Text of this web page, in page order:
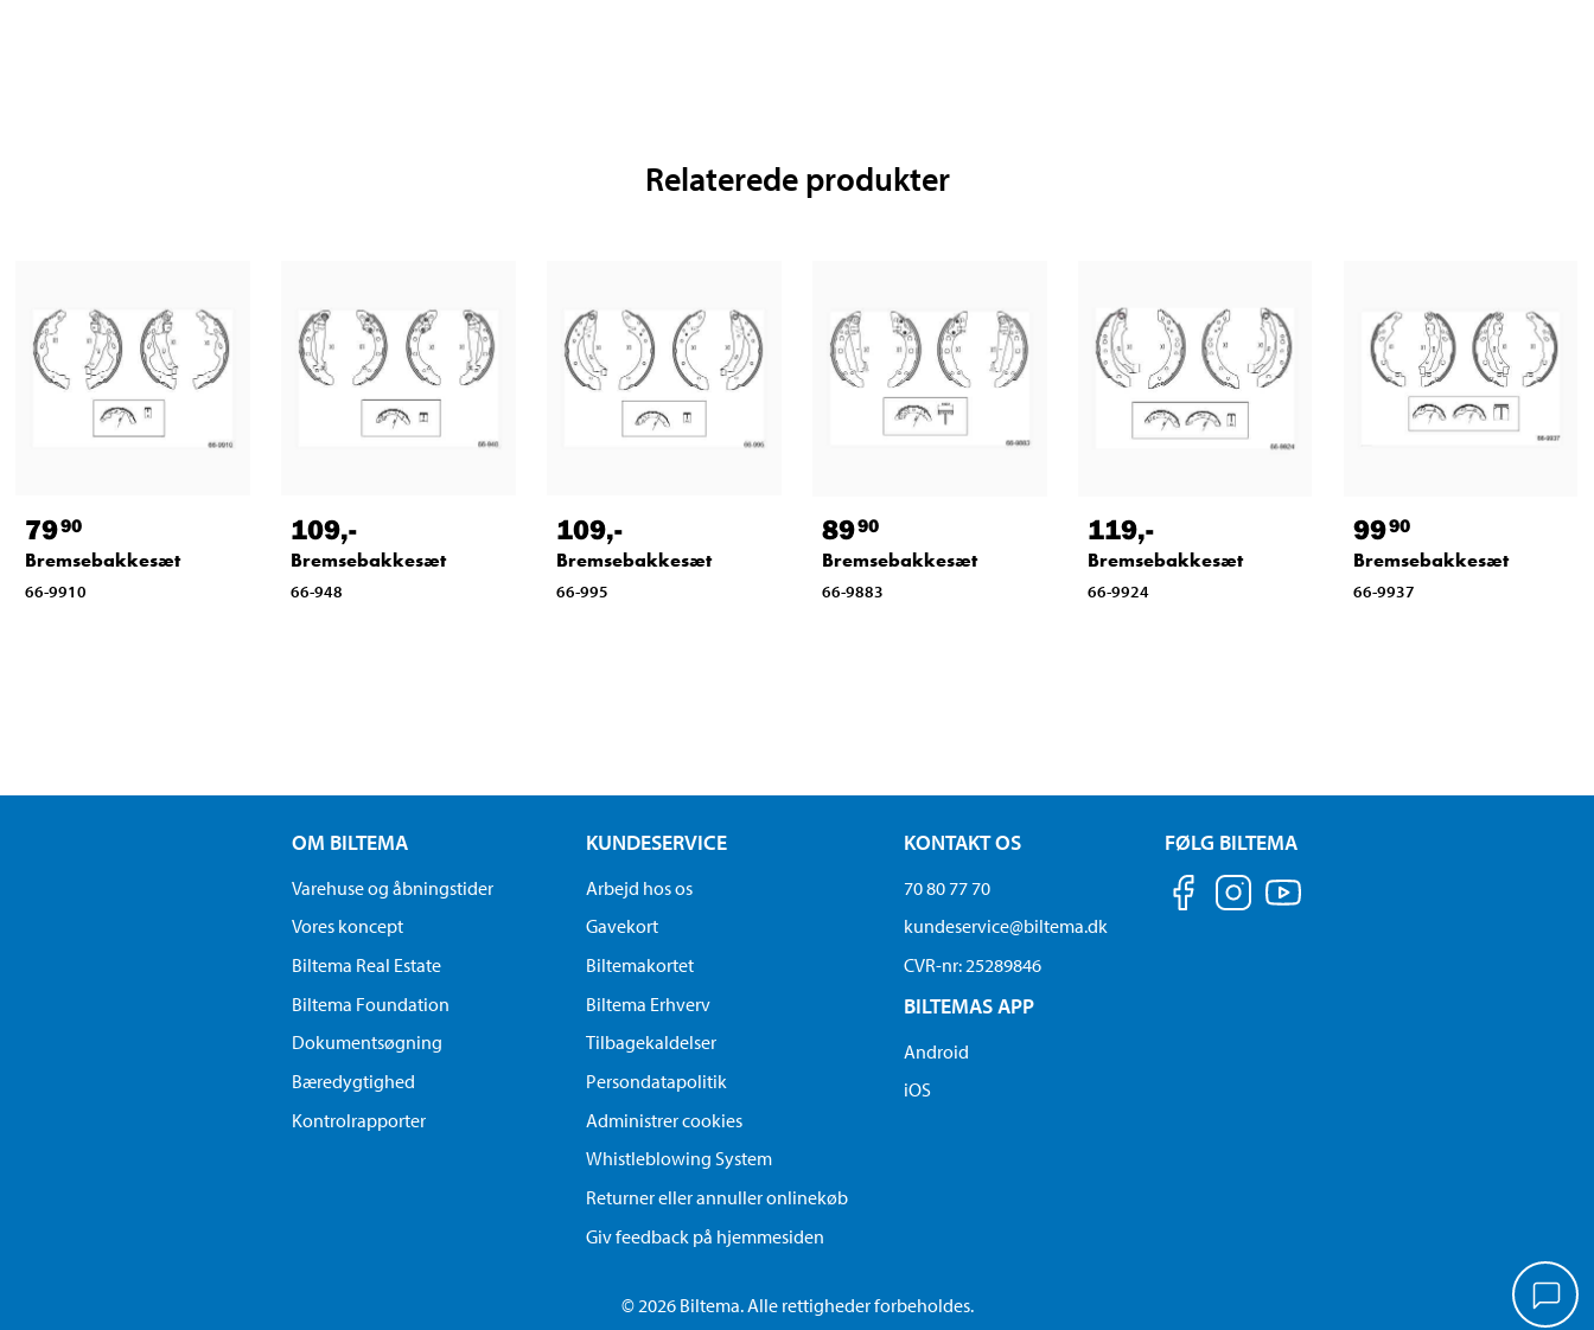
Relaterede produkter
7990
Bremsebakkesæt
66-9910
109,-
Bremsebakkesæt
66-948
109,-
Bremsebakkesæt
66-995
8990
Bremsebakkesæt
66-9883
119,-
Bremsebakkesæt
66-9924
9990
Bremsebakkesæt
66-9937
OM BILTEMA
Varehuse og åbningstider
Vores koncept
Biltema Real Estate
Biltema Foundation
Dokumentsøgning
Bæredygtighed
Kontrolrapporter
KUNDESERVICE
Arbejd hos os
Gavekort
Biltemakortet
Biltema Erhverv
Tilbagekaldelser
Persondatapolitik
Administrer cookies
Whistleblowing System
Returner eller annuller onlinekøb
Giv feedback på hjemmesiden
KONTAKT OS
70 80 77 70
kundeservice@biltema.dk
CVR-nr: 25289846
BILTEMAS APP
Android
iOS
FØLG BILTEMA
© 2026 Biltema. Alle rettigheder forbeholdes.